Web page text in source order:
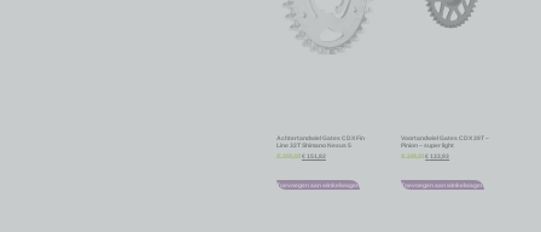
Achtertandwiel Gates CDX Fin
Line 32T Shimano Nexus 5
168,69 €151,82
Toevoegen aan winkelwagen
Voortandwiel Gates CDX 39T –
Pinion – super light
€148,81 €133,93
Toevoegen aan winkelwagen